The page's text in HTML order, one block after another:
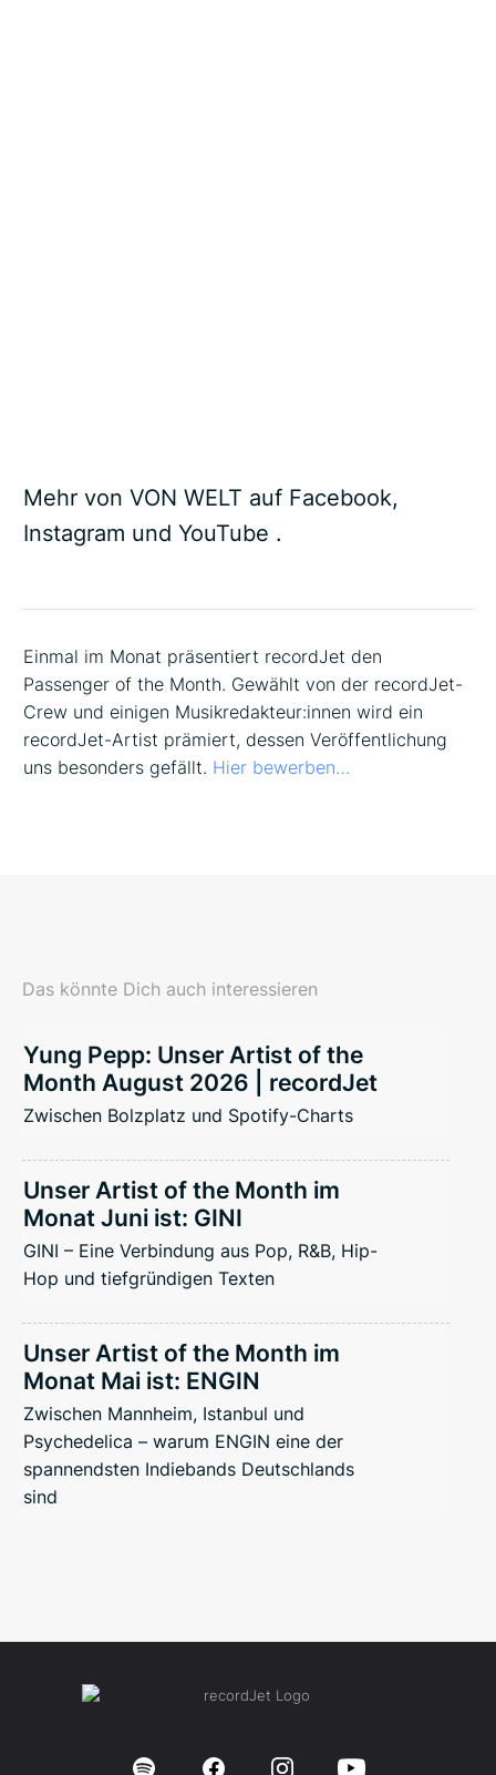
Mehr von VON WELT auf Facebook,
Instagram undYouTube .
Einmal im Monat präsentiert recordJet den
Passenger of the Month. Gewählt von der recordJet-
Crew und einigen Musikredakteur:innen wird ein
recordJet-Artist prämiert, dessen Veröffentlichung
uns besonders gefällt. Hier bewerben…
Das könnte Dich auch interessieren
Yung Pepp: Unser Artist of the
Month August 2026 | recordJet
Zwischen Bolzplatz und Spotify-Charts
Unser Artist of the Month im
Monat Juni ist: GINI
GINI – Eine Verbindung aus Pop, R&B, Hip-
Hop und tiefgründigen Texten
Unser Artist of the Month im
Monat Mai ist: ENGIN
Zwischen Mannheim, Istanbul und
Psychedelica – warum ENGIN eine der
spannendsten Indiebands Deutschlands
sind